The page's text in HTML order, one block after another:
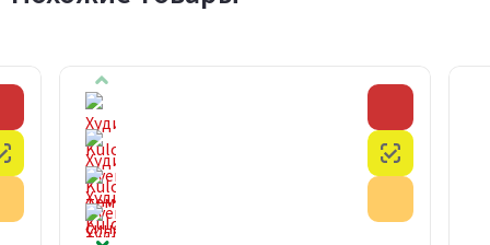
Честный знак